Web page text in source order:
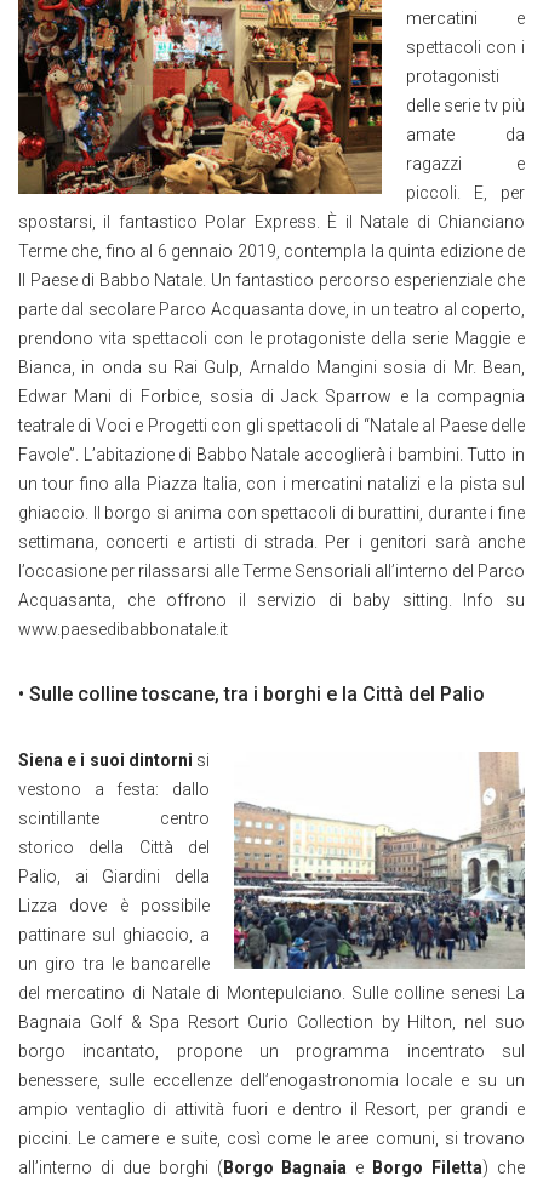
mercatini e
spettacoli con i
protagonisti
delle serie tv più
amate da
ragazzi e
piccoli. E, per
spostarsi, il fantastico Polar Express. È il Natale di Chianciano
Terme che, fino al 6 gennaio 2019, contempla la quinta edizione de
Il Paese di Babbo Natale. Un fantastico percorso esperienziale che
parte dal secolare Parco Acquasanta dove, in un teatro al coperto,
prendono vita spettacoli con le protagoniste della serie Maggie e
Bianca, in onda su Rai Gulp, Arnaldo Mangini sosia di Mr. Bean,
Edwar Mani di Forbice, sosia di Jack Sparrow e la compagnia
teatrale di Voci e Progetti con gli spettacoli di “Natale al Paese delle
Favole”. L’abitazione di Babbo Natale accoglierà i bambini. Tutto in
un tour fino alla Piazza Italia, con i mercatini natalizi e la pista sul
ghiaccio. Il borgo si anima con spettacoli di burattini, durante i fine
settimana, concerti e artisti di strada. Per i genitori sarà anche
l’occasione per rilassarsi alle Terme Sensoriali all’interno del Parco
Acquasanta, che offrono il servizio di baby sitting. Info su
www.paesedibabbonatale.it
• Sulle colline toscane, tra i borghi e la Città del Palio
Siena e i suoi dintorni si
vestono a festa: dallo
scintillante centro
storico della Città del
Palio, ai Giardini della
Lizza dove è possibile
pattinare sul ghiaccio, a
un giro tra le bancarelle
del mercatino di Natale di Montepulciano. Sulle colline senesi La
Bagnaia Golf & Spa Resort Curio Collection by Hilton, nel suo
borgo incantato, propone un programma incentrato sul
benessere, sulle eccellenze dell’enogastronomia locale e su un
ampio ventaglio di attività fuori e dentro il Resort, per grandi e
piccini. Le camere e suite, così come le aree comuni, si trovano
all’interno di due borghi ( Borgo Bagnaia e Borgo Filetta) che